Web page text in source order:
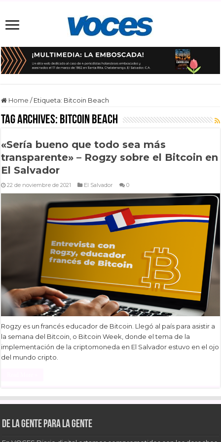
Home / Etiqueta: Bitcoin Beach
Tag Archives: Bitcoin Beach
«Sería bueno que todo sea más
transparente» – Rogzy sobre el Bitcoin en
El Salvador
22 de noviembre de 2021 El Salvador 0
Rogzy es un francés educador de Bitcoin. Llegó al país para asistir a
la semana del Bitcoin, o Bitcoin Week, donde el tema de la
implementación de la criptomoneda en El Salvador estuvo en el ojo
del mundo cripto.
De la gente para la gente